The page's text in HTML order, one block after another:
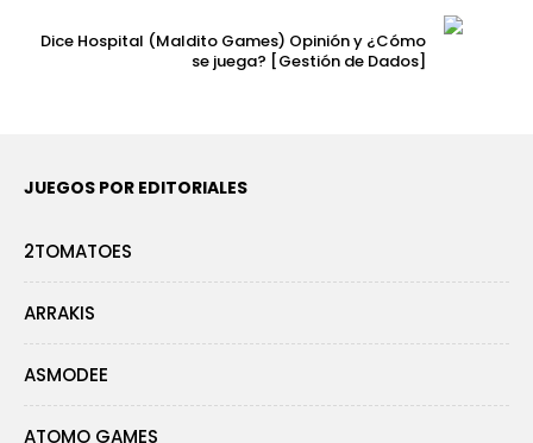
Dice Hospital (Maldito Games) Opinión y ¿Cómo
se juega? [Gestión de Dados]
JUEGOS POR EDITORIALES
2TOMATOES
ARRAKIS
ASMODEE
ATOMO GAMES